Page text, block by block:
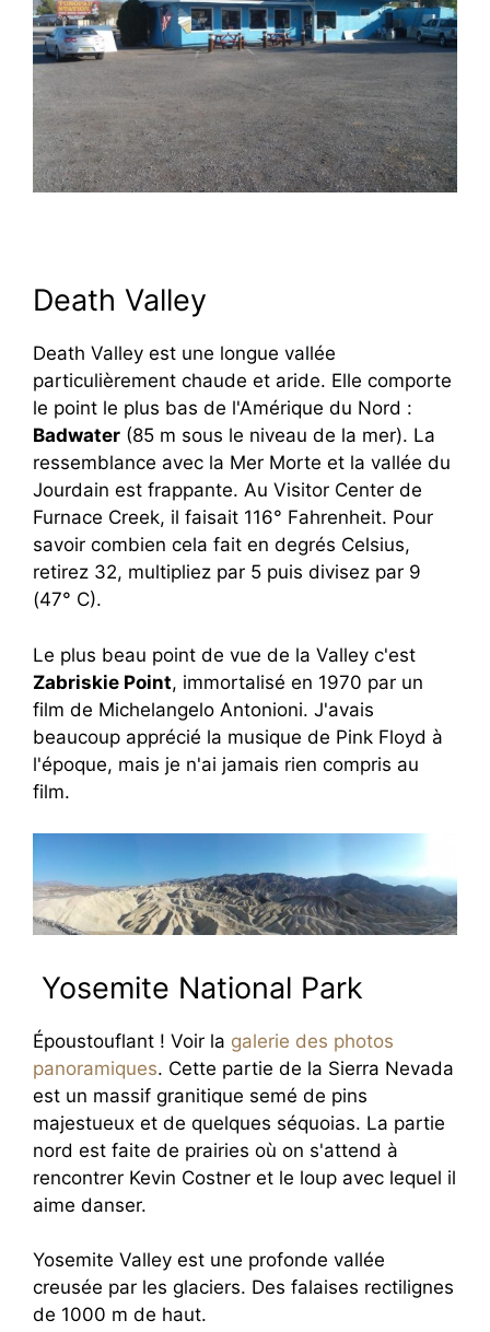
Death Valley
Death Valley est une longue vallée
particulièrement chaude et aride. Elle comporte
le point le plus bas de l'Amérique du Nord :
Badwater (85 m sous le niveau de la mer). La
ressemblance avec la Mer Morte et la vallée du
Jourdain est frappante. Au Visitor Center de
Furnace Creek, il faisait 116° Fahrenheit. Pour
savoir combien cela fait en degrés Celsius,
retirez 32, multipliez par 5 puis divisez par 9
(47° C).
Le plus beau point de vue de la Valley c'est
Zabriskie Point, immortalisé en 1970 par un
film de Michelangelo Antonioni. J'avais
beaucoup apprécié la musique de Pink Floyd à
l'époque, mais je n'ai jamais rien compris au
film.
Yosemite National Park
Époustouflant ! Voir la galerie des photos
panoramiques. Cette partie de la Sierra Nevada
est un massif granitique semé de pins
majestueux et de quelques séquoias. La partie
nord est faite de prairies où on s'attend à
rencontrer Kevin Costner et le loup avec lequel il
aime danser.
Yosemite Valley est une profonde vallée
creusée par les glaciers. Des falaises rectilignes
de 1000 m de haut.